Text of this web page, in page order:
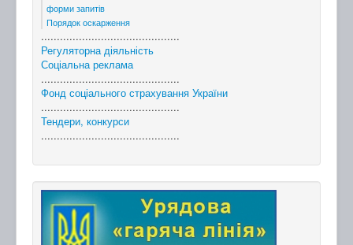
форми запитів
Порядок оскарження
............................................
Регуляторна діяльність
Соціальна реклама
............................................
Фонд соціального страхування України
............................................
Тендери, конкурси
............................................